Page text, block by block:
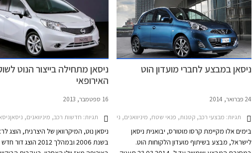
ניסאן במבצע לחברי מועדון הוט
24 פברואר, 2014
תגיות: מבצעי רכב, קטנות, פנאי שטח, מיניוואנים, ניסאן, ניסאן נוט 2011-2014, ניסאן מיקרה 2013-2019, ניסאן ג'וק 2010-2015ניסאן קשקאי 2010-2014
בימים אלו מקיימת קרסו מוטורס, יבואנית ניסאן
לישראל, מבצע בשיתוף מועדון הלקוחות הוט.
ניסאן מתחילה בייצור הנוט
האירופאי
16 ספטמבר, 2013
תגיות: חדשות רכב, מיניוואנים, ניסאןניסאן נוט
ניסאן נוט, המיקרוואן של היצרנית, הוצג
בשנת 2006 ובמהלך 2012